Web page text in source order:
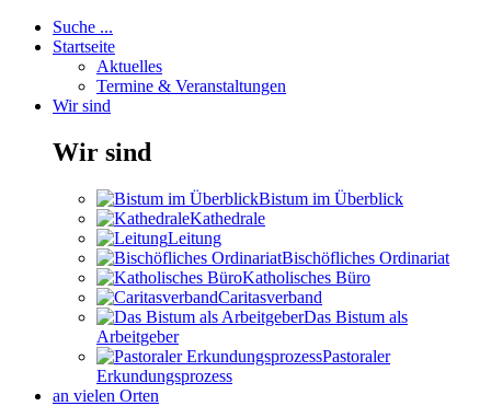
Suche ...
Startseite
Aktuelles
Termine & Veranstaltungen
Wir sind
Wir sind
Bistum im Überblick
Kathedrale
Leitung
Bischöfliches Ordinariat
Katholisches Büro
Caritasverband
Das Bistum als
Arbeitgeber
Pastoraler
Erkundungsprozess
an vielen Orten